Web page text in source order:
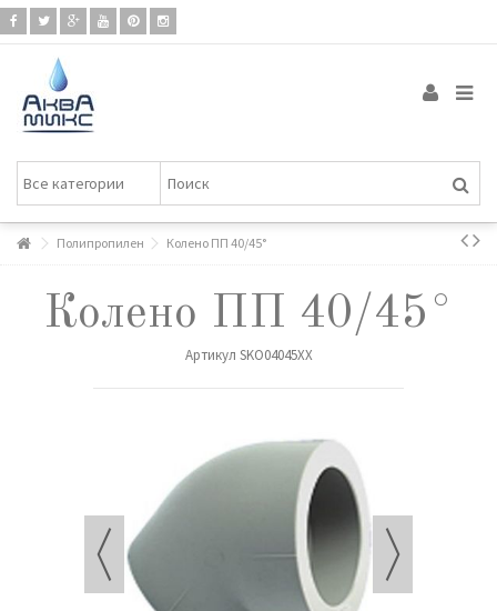
Полипропилен Колено ПП 40/45°
Колено ПП 40/45°
Артикул SKO04045XX